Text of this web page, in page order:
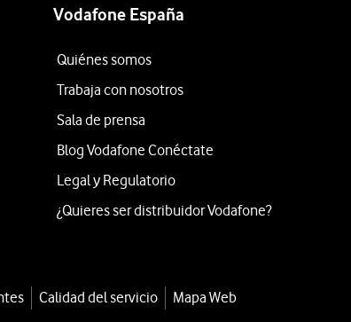
Vodafone España
Quiénes somos
Trabaja con nosotros
Sala de prensa
Blog Vodafone Conéctate
Legal y Regulatorio
¿Quieres ser distribuidor Vodafone?
Calidad del servicio
Mapa Web